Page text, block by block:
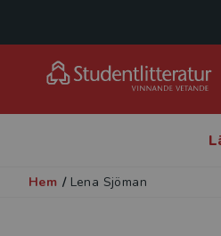
Hem / Lena Sjöman